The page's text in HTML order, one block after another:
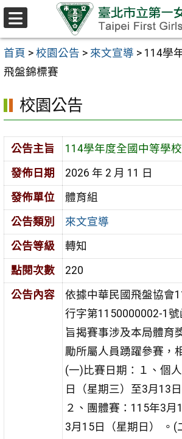
跳至主要內容區
首頁 > 校園公告 > 來文宣導 > 114學
飛盤錦標賽
校園公告
公告主旨
114學年度全國中等學
發佈日期
2026 年 2 月 11 日
發佈單位
體育組
公告類別
來文宣導
公告等級
轉知
點閱次數
220
公告內容
依據中華民國飛盤協會
行字第1150000002-1號
旨揭賽事涉及本局體育
勵所屬人員踴躍參賽，
(一)比賽日期：１、個
日（星期三）至3月13
２、團體賽：115年3月
3月15日（星期日） 。(
選
單